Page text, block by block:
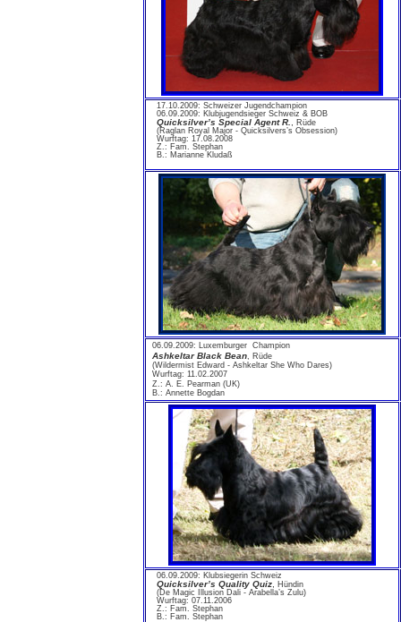
17.10.2009: Schweizer Jugendchampion
06.09.2009: Klubjugendsieger Schweiz & BOB
Quicksilver’s Special Agent R.
Rüde
(Raglan Royal Major - Quicksilvers’s Obsession)
Wurftag: 17.08.2008
Z.: Fam. Stephan
B.: Marianne Kludaß
06.09.2009: Luxemburger Champion
Ashkeltar Black Bean , Rüde
(Wildermist Edward - Ashkeltar She Who Dares)
Wurftag: 11.02.2007
Z.: A. E. Pearman (UK)
B.: Annette Bogdan
06.09.2009: Klubsiegerin Schweiz
Quicksilver’s Quality Quiz
Hündin
(De Magic Illusion Dali - Arabella’s Zulu)
Wurftag: 07.11.2006
Z.: Fam. Stephan
B.: Fam. Stephan